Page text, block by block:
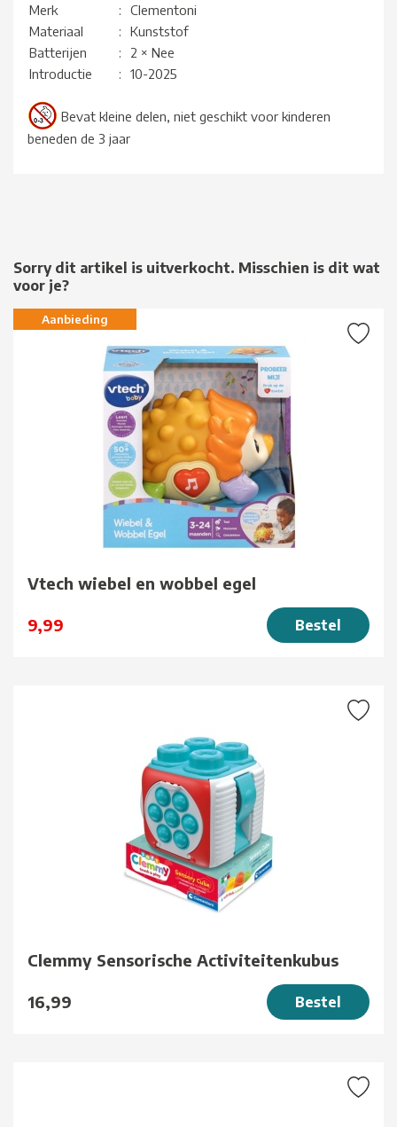
Merk
:
Clementoni
Materiaal
:
Kunststof
Batterijen
:
2 × Nee
Introductie
: 10-2025
Bevat kleine delen, niet geschikt voor kinderen
beneden de 3 jaar
Sorry dit artikel is uitverkocht. Misschien is dit wat
voor je?
Aanbieding
Vtech wiebel en wobbel egel
9,99 Bestel
Clemmy Sensorische Activiteitenkubus
16,99 Bestel